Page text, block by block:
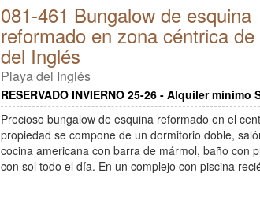
081-461 Bungalow de esquina
reformado en zona céntrica de
del Inglés
Playa del Inglés
RESERVADO INVIERNO 25-26 - Alquiler mínimo
Precioso bungalow de esquina reformado en el
propiedad se compone de un dormitorio doble,
cocina americana con barra de mármol, baño con
con sol todo el día. En un complejo con piscina